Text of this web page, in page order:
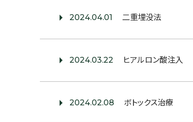
2024.04.01 二重埋没法
2024.03.22 ヒアルロン酸注入
2024.02.08 ボトックス治療